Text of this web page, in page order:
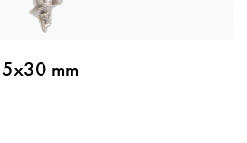
mm